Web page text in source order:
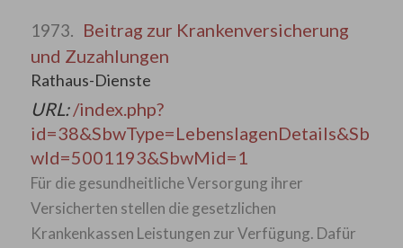
1973. Beitrag zur Krankenversicherung
und Zuzahlungen
Rathaus-Dienste
URL:/index.php?
id=38&SbwType=LebenslagenDetails&Sb
wId=5001193&SbwMid=1
Für die gesundheitliche Versorgung ihrer
Versicherten stellen die gesetzlichen
Krankenkassen Leistungen zur Verfügung. Dafür